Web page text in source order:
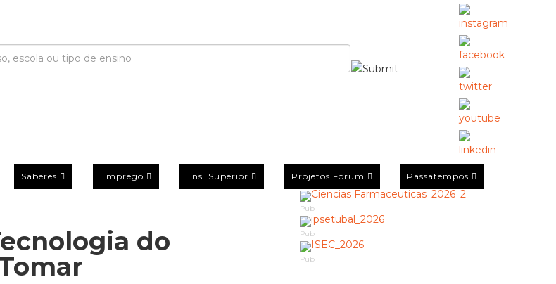
Saberes Emprego Ens. Superior Projetos Forum Passatempos
do
Pub
Pub
Pub